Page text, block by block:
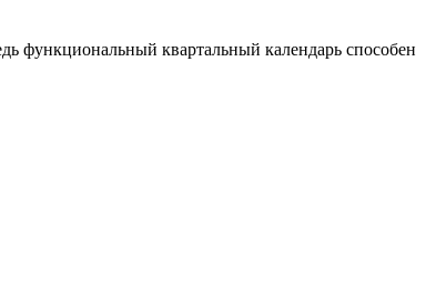
квартальный календарь способен